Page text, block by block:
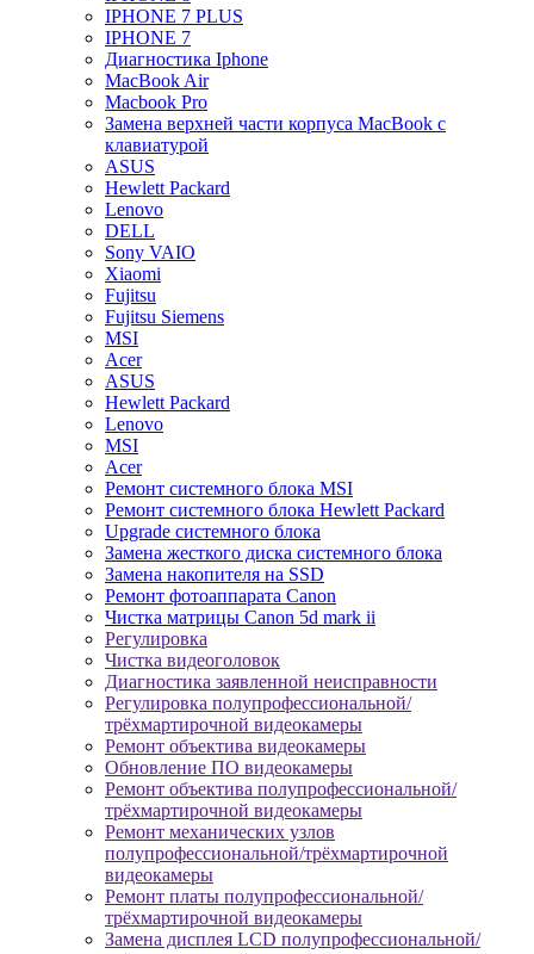
IPHONE 7 PLUS
IPHONE 7
Диагностика Iphone
MacBook Air
Macbook Pro
Замена верхней части корпуса MacBook с
клавиатурой
ASUS
Hewlett Packard
Lenovo
DELL
Sony VAIO
Xiaomi
Fujitsu
Fujitsu Siemens
MSI
Acer
ASUS
Hewlett Packard
Lenovo
MSI
Acer
Ремонт системного блока MSI
Ремонт системного блока Hewlett Packard
Upgrade системного блока
Замена жесткого диска системного блока
Замена накопителя на SSD
Ремонт фотоаппарата Canon
Чистка матрицы Canon 5d mark ii
Регулировка
Чистка видеоголовок
Диагностика заявленной неисправности
Регулировка полупрофессиональной/
трёхмартирочной видеокамеры
Ремонт объектива видеокамеры
Обновление ПО видеокамеры
Ремонт объектива полупрофессиональной/
трёхмартирочной видеокамеры
Ремонт механических узлов
полупрофессиональной/трёхмартирочной
видеокамеры
Ремонт платы полупрофессиональной/
трёхмартирочной видеокамеры
Замена дисплея LCD полупрофессиональной/